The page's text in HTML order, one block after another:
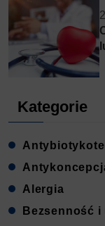
Kategorie
Alergia
Bezsenność